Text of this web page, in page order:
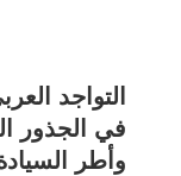
التواجد
في الجذور
وأطر السيادة (830م –